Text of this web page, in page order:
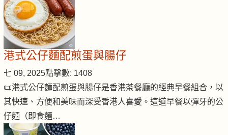
港式公仔麵配煎蛋與腸仔
七 09, 2025點擊數: 1408
📜港式公仔麵配煎蛋與腸仔是香港茶餐廳的經典早餐組合，以
其快速、方便和美味而深受香港人喜愛。這道早餐以彈牙的公
仔麵（即食麵…